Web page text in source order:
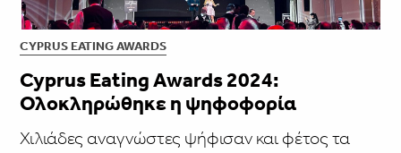
CYPRUS EATING AWARDS
Cyprus Eating Awards 2024:
Ολοκληρώθηκε η ψηφοφορία
Χιλιάδες αναγνώστες ψήφισαν και φέτος τα